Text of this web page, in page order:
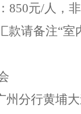
850元/人，
款请备注“室
州分行黄埔